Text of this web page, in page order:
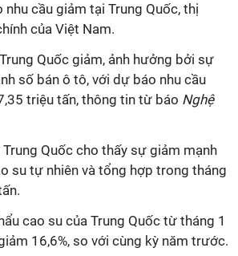
cầu giảm tại Trung Quốc, thị
của Việt Nam.
Quốc giảm, ảnh hưởng bởi sự
số bán ô tô, với dự báo nhu cầu
triệu tấn, thông tin từ báo Nghệ
Quốc cho thấy sự giảm mạnh
su tự nhiên và tổng hợp trong tháng
cao su của Trung Quốc từ tháng 1
16,6%, so với cùng kỳ năm trước.